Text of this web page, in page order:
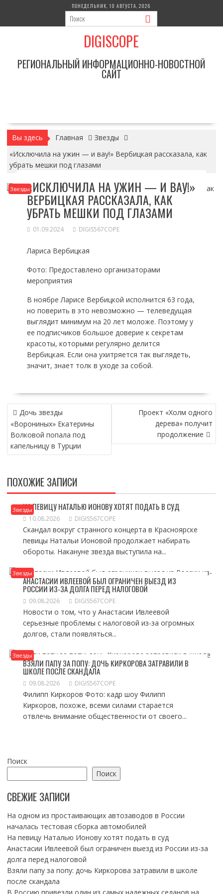
содержимому
ПОНЕДЕЛЬНИК, 10 АВГУСТА, 2026
DIGISCOPE
РЕГИОНАЛЬНЫЙ ИНФОРМАЦИОННО-НОВОСТНОЙ
САЙТ
Вы здесь Главная
Звезды
«Исключила на ужин — и вау!» Вербицкая рассказала, как
убрать мешки под глазами
Звезды«ИСКЛЮЧИЛА НА УЖИН — И ВАУ!»
ВЕРБИЦКАЯ РАССКАЗАЛА, КАК
УБРАТЬ МЕШКИ ПОД ГЛАЗАМИ
01.09.2024 DIGIS567COPE
Лариса Вербицкая
Фото: Предоставлено организаторами
мероприятия
В ноябре Ларисе Вербицкой исполнится 63 года,
но поверить в это невозможно — телеведущая
выглядит минимум на 20 лет моложе. Поэтому у
ее подписчиков большое доверие к секретам
красоты, которыми регулярно делится
Вербицкая. Если она ухитряется так выглядеть,
значит, знает толк в уходе за собой.
НАВИГАЦИЯ
ПО
ЗАПИСЯМ
Дочь звезды
«Ворониных» Екатерины
Волковой попала под
капельницу в Турции
Проект «Холм одного
дерева» получит
продолжение
ПОХОЖИЕ ЗАПИСИ
ЗвездыНА ПЕВИЦУ НАТАЛЬЮ ИОНОВУ ХОТЯТ ПОДАТЬ В СУД
10.08.2026 DIGIS567COPE
Скандал вокруг странного концерта в Красноярске
певицы Натальи Ионовой продолжает набирать
обороты. Накануне звезда выступила на...
Звезды
АНАСТАСИИ ИВЛЕЕВОЙ БЫЛ ОГРАНИЧЕН ВЫЕЗД ИЗ
РОССИИ ИЗ-ЗА ДОЛГА ПЕРЕД НАЛОГОВОЙ
09.08.2026 DIGIS567COPE
Новости о том, что у Анастасии Ивлеевой
серьезные проблемы с налоговой из-за огромных
долгов, стали появляться...
Звезды
ВЗЯЛИ ПАПУ ЗА ПОПУ: ДОЧЬ КИРКОРОВА ЗАТРАВИЛИ В
ШКОЛЕ ПОСЛЕ СКАНДАЛА
09.08.2026 DIGIS567COPE
Филипп Киркоров Фото: кадр шоу Филипп
Киркоров, похоже, всеми силами старается
отвлечь внимание общественности от своего...
Поиск
Поиск
СВЕЖИЕ ЗАПИСИ
На одном из простаивающих автозаводов в России
началась тестовая сборка автомобилей
На певицу Наталью Ионову хотят подать в суд
Анастасии Ивлеевой был ограничен выезд из России из-за
долга перед налоговой
Взяли папу за попу: дочь Киркорова затравили в школе
после скандала